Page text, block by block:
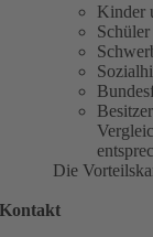
Kinder
Die
Kontakt